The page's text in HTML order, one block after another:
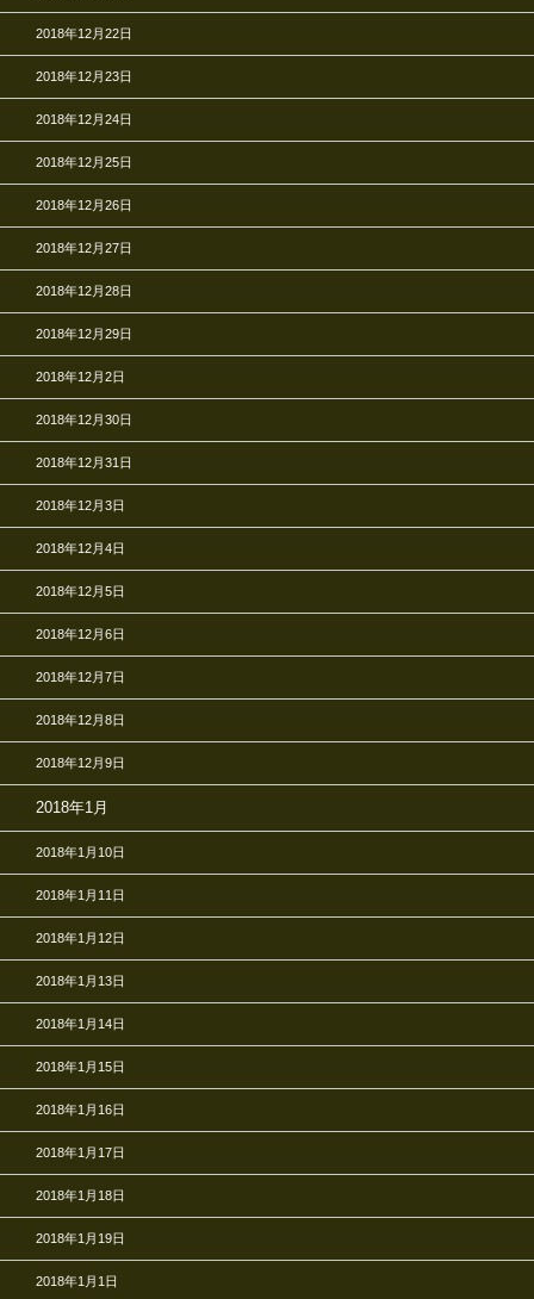
2018年12月22日
2018年12月23日
2018年12月24日
2018年12月25日
2018年12月26日
2018年12月27日
2018年12月28日
2018年12月29日
2018年12月2日
2018年12月30日
2018年12月31日
2018年12月3日
2018年12月4日
2018年12月5日
2018年12月6日
2018年12月7日
2018年12月8日
2018年12月9日
2018年1月
2018年1月10日
2018年1月11日
2018年1月12日
2018年1月13日
2018年1月14日
2018年1月15日
2018年1月16日
2018年1月17日
2018年1月18日
2018年1月19日
2018年1月1日